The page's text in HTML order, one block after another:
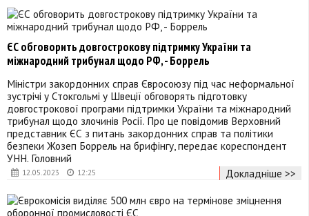
12.05.2023 12:25
ЄС обговорить довгострокову підтримку України та
міжнародний трибунал щодо РФ, - Боррель
Міністри закордонних справ Євросоюзу під час неформальної
зустрічі у Стокгольмі у Швеції обговорять підготовку
довгострокової програми підтримки України та міжнародний
трибунал щодо злочинів Росії. Про це повідомив Верховний
представник ЄС з питань закордонних справ та політики
безпеки Жозеп Боррель на брифінгу, передає кореспондент
УНН. Головний
Докладніше >>